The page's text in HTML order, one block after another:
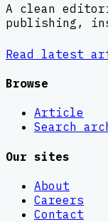
A clean
publishing,
Read latest
Browse
Article
Search
Our sites
About
Careers
Contact